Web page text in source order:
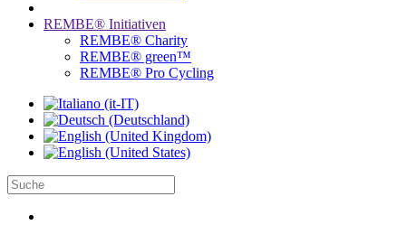
REMBE® Initiativen
REMBE® Charity
REMBE® green™
REMBE® Pro Cycling